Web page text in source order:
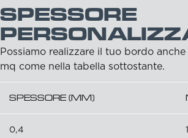
SPESSORE
Possiamo realizzare il tuo bordo
mq come nella tabella sottostante.
SPESSORE (MM)
0,4